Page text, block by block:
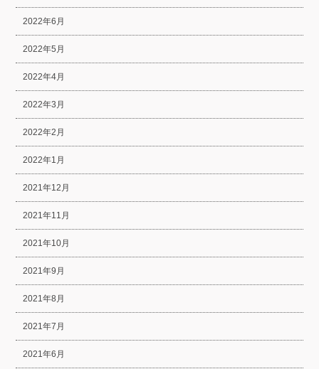
2022年6月
2022年5月
2022年4月
2022年3月
2022年2月
2022年1月
2021年12月
2021年11月
2021年10月
2021年9月
2021年8月
2021年7月
2021年6月